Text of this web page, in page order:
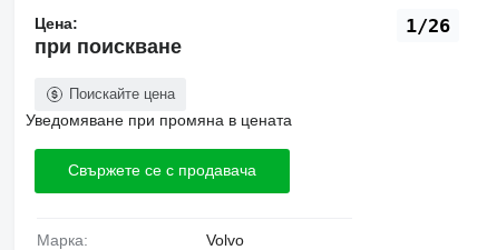
1/26
Цена:
при поискване
Поискайте цена
Уведомяване при промяна в цената
Свържете се с продавача
Марка: Volvo